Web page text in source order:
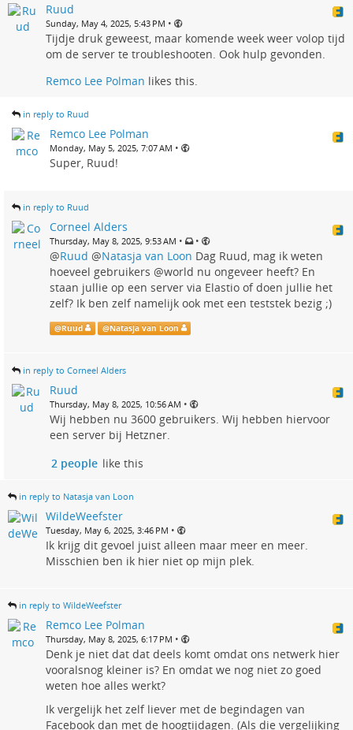
Ruud
Sunday, May 4, 2025, 5:43 PM •
Tijdje druk geweest, maar komende week weer volop tijd
om de server te troubleshooten. Ook hulp gevonden.
Remco Lee Polman likes this.
in reply to Ruud
Remco Lee Polman
Monday, May 5, 2025, 7:07 AM •
Super, Ruud!
in reply to Ruud
Corneel Alders
Thursday, May 8, 2025, 9:53 AM • •
@Ruud @Natasja van Loon Dag Ruud, mag ik weten
hoeveel gebruikers @world nu ongeveer heeft? En
staan jullie op een server via Elastio of doen jullie het
zelf? Ik ben zelf namelijk ook met een teststek bezig ;)
@Ruud @Natasja van Loon
in reply to Corneel Alders
Ruud
Thursday, May 8, 2025, 10:56 AM •
Wij hebben nu 3600 gebruikers. Wij hebben hiervoor
een server bij Hetzner.
2 people like this
in reply to Natasja van Loon
WildeWeefster
Tuesday, May 6, 2025, 3:46 PM •
Ik krijg dit gevoel juist alleen maar meer en meer.
Misschien ben ik hier niet op mijn plek.
in reply to WildeWeefster
Remco Lee Polman
Thursday, May 8, 2025, 6:17 PM •
Denk je niet dat dat deels komt omdat ons netwerk hier
vooralsnog kleiner is? En omdat we nog niet zo goed
weten hoe alles werkt?
Ik vergelijk het zelf liever met de begindagen van
Facebook dan met de hoogtijdagen. (Als die vergelijking